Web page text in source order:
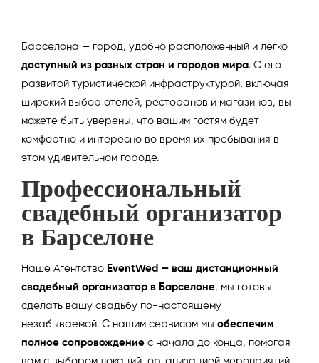
Барселона — город, удобно расположенный и легко
доступный из разных стран и городов мира. С его
развитой туристической инфраструктурой, включая
широкий выбор отелей, ресторанов и магазинов, вы
можете быть уверены, что вашим гостям будет
комфортно и интересно во время их пребывания в
этом удивительном городе.
Профессиональный
свадебный организатор
в Барселоне
Наше Агентство EventWed — ваш дистанционный
свадебный организатор в Барселоне, мы готовы
сделать вашу свадьбу по-настоящему
незабываемой. С нашим сервисом мы обеспечим
полное сопровождение с начала до конца, помогая